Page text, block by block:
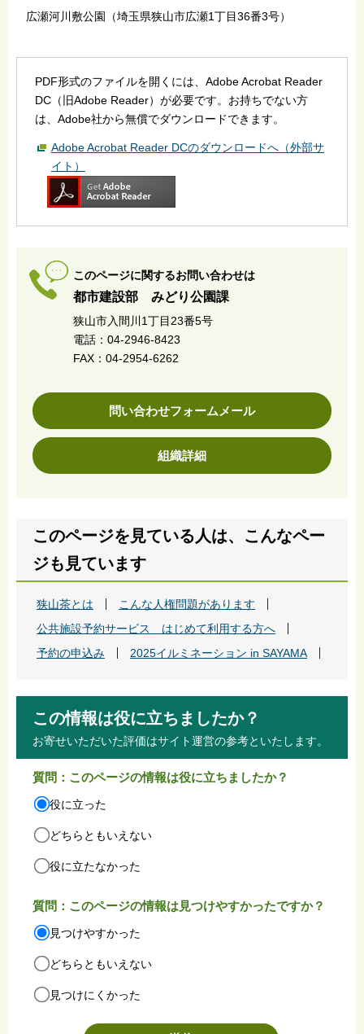
広瀬河川敷公園（埼玉県狭山市広瀬1丁目36番3号）
PDF形式のファイルを開くには、Adobe Acrobat Reader
DC（旧Adobe Reader）が必要です。お持ちでない方
は、Adobe社から無償でダウンロードできます。
Adobe Acrobat Reader DCのダウンロードへ（外部サ
イト）
このページに関するお問い合わせは
都市建設部 みどり公園課
狭山市入間川1丁目23番5号
電話：04-2946-8423
FAX：04-2954-6262
問い合わせフォームメール
組織詳細
このページを見ている人は、こんなペー
ジも見ています
狭山茶とは
こんな人権問題があります
公共施設予約サービス はじめて利用する方へ
予約の申込み
2025イルミネーション in SAYAMA
この情報は役に立ちましたか？
お寄せいただいた評価はサイト運営の参考といたします。
質問：このページの情報は役に立ちましたか？
役に立った
どちらともいえない
役に立たなかった
質問：このページの情報は見つけやすかったですか？
見つけやすかった
どちらともいえない
見つけにくかった